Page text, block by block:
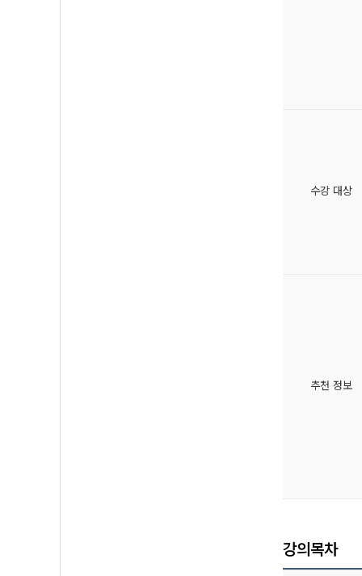
수강 대상
추천 정보
강의목차